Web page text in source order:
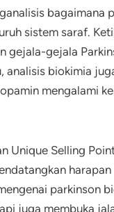
bagaimana
sistem saraf.
gejala-gejala
analisis biokimia
mengalami
Unique Selling
parkinson
juga membuka